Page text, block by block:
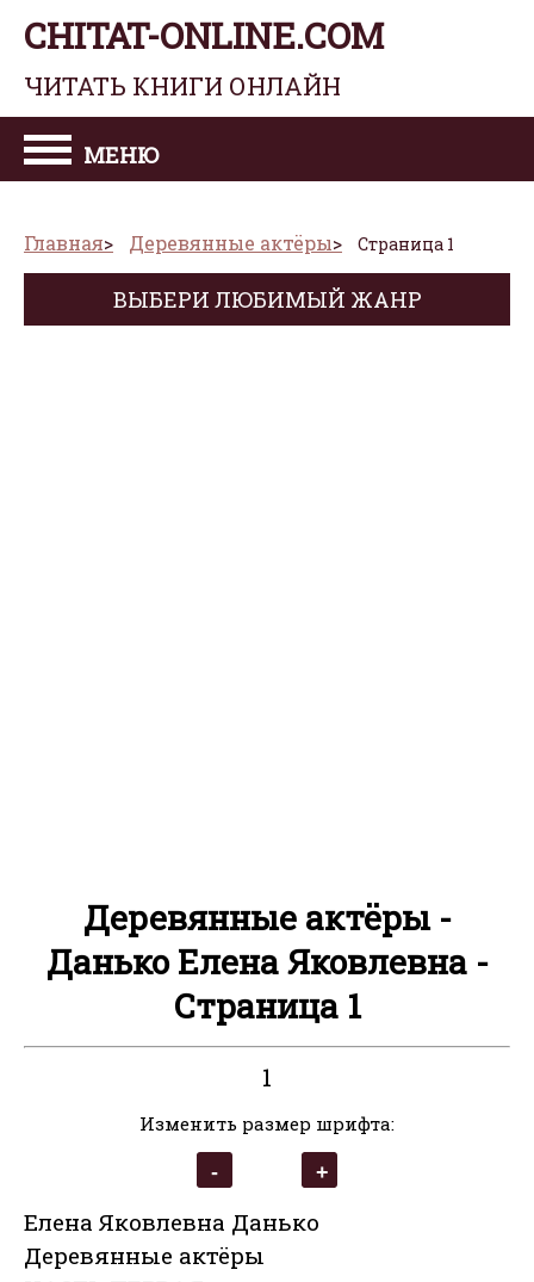
CHITAT-ONLINE.COM
ЧИТАТЬ КНИГИ ОНЛАЙН
МЕНЮ
Главная Деревянные актёры Страница 1
ВЫБЕРИ ЛЮБИМЫЙ ЖАНР
Деревянные актёры -
Данько Елена Яковлевна -
Страница 1
1
Изменить размер шрифта:
Елена Яковлевна Данько
Деревянные актёры